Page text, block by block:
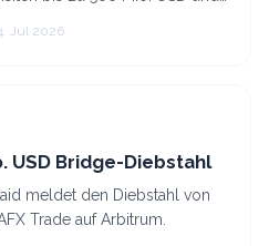
Standorte für.
Jul 2026
USD Bridge-Diebstahl
meldet den Diebstahl von
Trade auf Arbitrum.